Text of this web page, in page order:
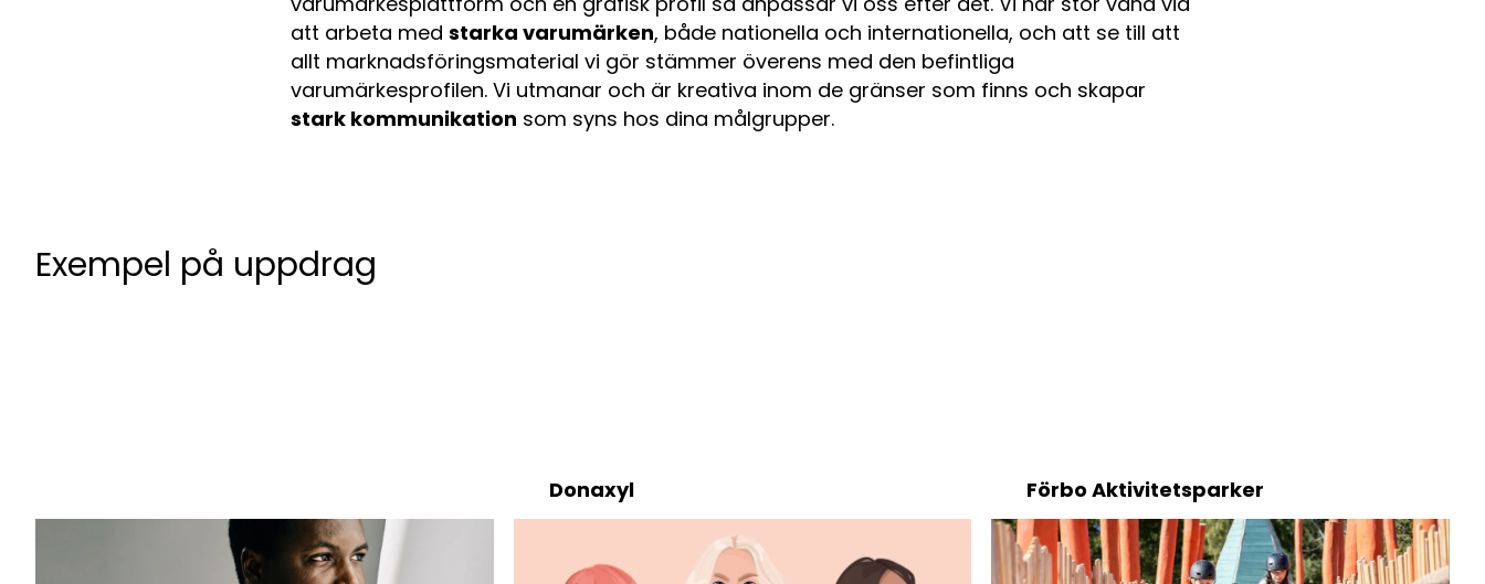
att arbeta med starka varumärken, både nationella och internationella, och att se till att
allt marknadsföringsmaterial vi gör stämmer överens med den befintliga
varumärkesprofilen. Vi utmanar och är kreativa inom de gränser som finns och skapar
stark kommunikation som syns hos dina målgrupper.
Exempel på uppdrag
Donaxyl Förbo Aktivitetsparker